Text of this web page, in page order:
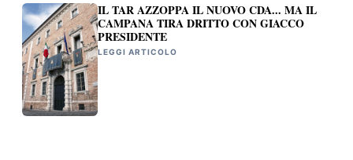
IL TAR AZZOPPA IL NUOVO CDA... MA IL
CAMPANA TIRA DRITTO CON GIACCO
PRESIDENTE
LEGGI ARTICOLO